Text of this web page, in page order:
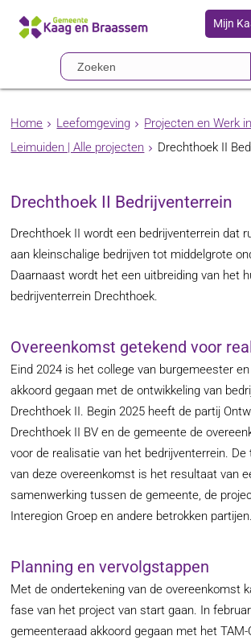
Mijn
Home Leefomgeving
Projecten en Werk
Leimuiden | Alle projecten
Drechthoek II
Drechthoek II Bedrijventerrein
Drechthoek II wordt een bedrijventerrein dat
aan kleinschalige bedrijven tot middelgrote
Daarnaast wordt het een uitbreiding van het
bedrijventerrein Drechthoek.
Overeenkomst getekend voor
Eind 2024 is het college van burgemeester
akkoord gegaan met de ontwikkeling van
Drechthoek II. Begin 2025 heeft de partij
Drechthoek II BV en de gemeente de
voor de realisatie van het bedrijventerrein.
van deze overeenkomst is het resultaat van
samenwerking tussen de gemeente, de
Interegion Groep en andere betrokken partijen.
Planning en vervolgstappen
Met de ondertekening van de overeenkomst
fase van het project van start gaan. In
gemeenteraad akkoord gegaan met het TAM-